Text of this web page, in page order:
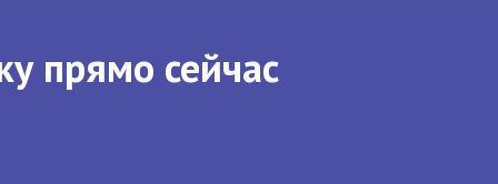
прямо сейчас